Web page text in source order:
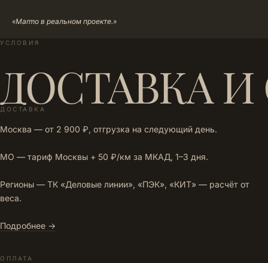
«Marmo в реальном проекте.»
УСЛОВИЯ
ДОСТАВКА
ДОСТАВКА
Москва — от 2 900 ₽, отгрузка на следующий день.
МО — тариф Москвы + 50 ₽/км за МКАД, 1–3 дня.
Регионы — ТК «Деловые линии», «ПЭК», «КИТ» — расчёт от
веса.
Подробнее →
ОПЛАТА